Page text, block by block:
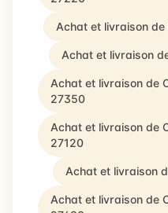
Achat et livraison de
Achat et livraison
Achat et livraison de
27350
Achat et livraison de
27120
Achat et livraison
Achat et livraison de